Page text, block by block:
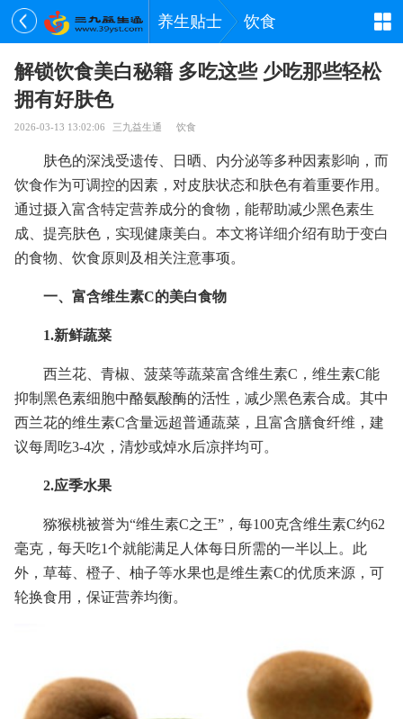
养生贴士 饮食
解锁饮食美白秘籍 多吃这些 少吃那些轻松
拥有好肤色
2026-03-13 13:02:06 三九益生通 饮食
肤色的深浅受遗传、日晒、内分泌等多种因素影响，而
饮食作为可调控的因素，对皮肤状态和肤色有着重要作用。
通过摄入富含特定营养成分的食物，能帮助减少黑色素生
成、提亮肤色，实现健康美白。本文将详细介绍有助于变白
的食物、饮食原则及相关注意事项。
一、富含维生素C的美白食物
1.新鲜蔬菜
西兰花、青椒、菠菜等蔬菜富含维生素C，维生素C能
抑制黑色素细胞中酪氨酸酶的活性，减少黑色素合成。其中
西兰花的维生素C含量远超普通蔬菜，且富含膳食纤维，建
议每周吃3-4次，清炒或焯水后凉拌均可。
2.应季水果
猕猴桃被誉为“维生素C之王”，每100克含维生素C约62
毫克，每天吃1个就能满足人体每日所需的一半以上。此
外，草莓、橙子、柚子等水果也是维生素C的优质来源，可
轮换食用，保证营养均衡。